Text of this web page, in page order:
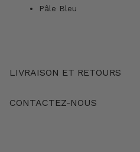
Pâle Bleu
LIVRAISON ET RETOURS
CONTACTEZ-NOUS